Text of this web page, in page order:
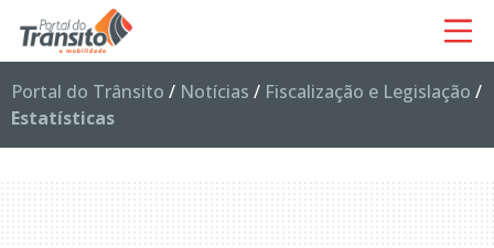
Portal do Trânsito / Notícias / Fiscalização e Legislação /
Estatísticas